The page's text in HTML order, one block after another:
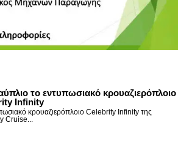
το εντυπωσιακό κρουαζιερόπλοιο
Infinity
κρουαζιερόπλοιο Celebrity Infinity της
Cruise...